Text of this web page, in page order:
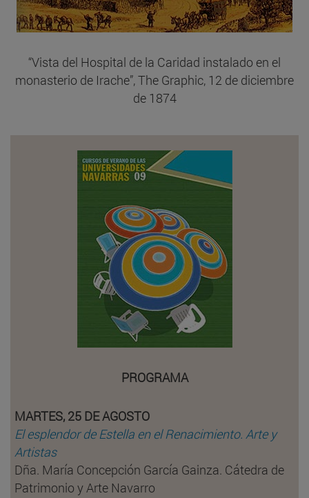
“Vista del Hospital de la Caridad instalado en el
monasterio de Irache”, The Graphic, 12 de diciembre
de 1874
PROGRAMA
MARTES, 25 DE AGOSTO
El esplendor de Estella en el Renacimiento. Arte y
Artistas
Dña. María Concepción García Gainza. Cátedra de
Patrimonio y Arte Navarro